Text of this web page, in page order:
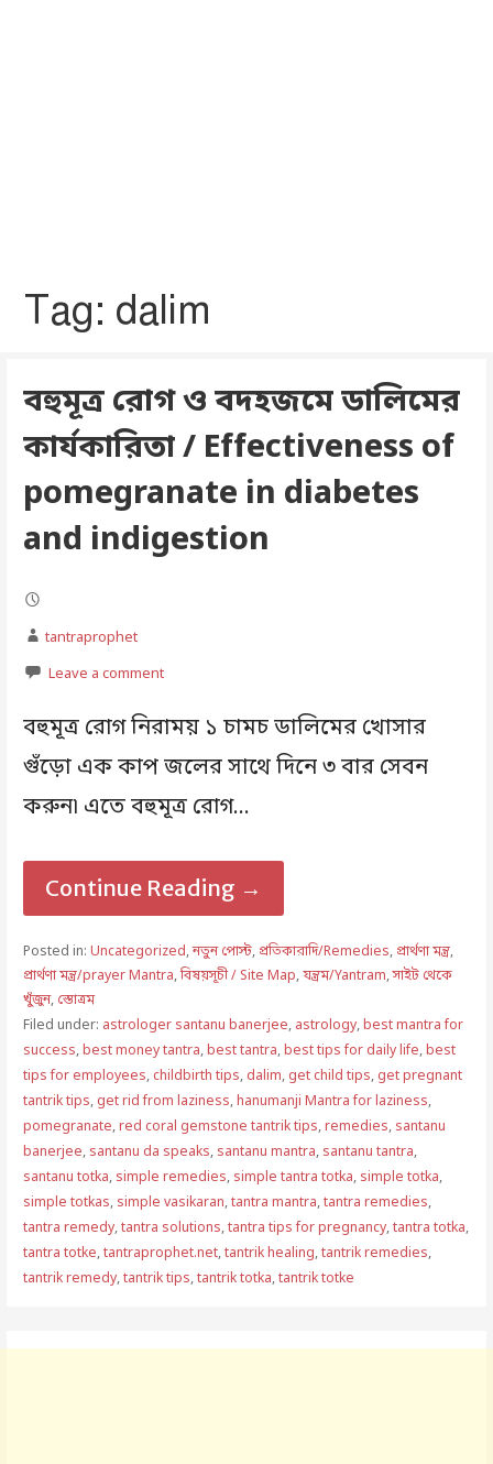
Tag: dalim
বহুমূত্র রোগ ও বদহজমে ডালিমের
কার্যকারিতা / Effectiveness of
pomegranate in diabetes
and indigestion
tantraprophet
Leave a comment
বহুমূত্র রোগ নিরাময় ১ চামচ ডালিমের খোসার
গুঁড়ো এক কাপ জলের সাথে দিনে ৩ বার সেবন
করুন৷ এতে বহুমূত্র রোগ…
Continue Reading →
Posted in: Uncategorized,নতুন পোস্ট, প্রতিকারাদি/Remedies, প্রার্থণা মন্ত্র,
প্রার্থণা মন্ত্র/prayer Mantra,বিষয়সূচী / Site Map,যন্ত্রম/Yantram,সাইট থেকে
খুঁজুন, স্তোত্রম
Filed under: astrologer santanu banerjee, astrology,best mantra for
success,best money tantra,best tantra,best tips for daily life,best
tips for employees, childbirth tips, dalim, get child tips, get pregnant
tantrik tips, get rid from laziness,hanumanji Mantra for laziness,
pomegranate,red coral gemstone tantrik tips,remedies, santanu
banerjee, santanu da speaks, santanu mantra, santanu tantra,
santanu totka, simple remedies, simple tantra totka, simple totka,
simple totkas, simple vasikaran,tantra mantra,tantra remedies,
tantra remedy,tantra solutions,tantra tips for pregnancy,tantra totka,
tantra totke,tantraprophet.net,tantrik healing,tantrik remedies,
tantrik remedy,tantrik tips,tantrik totka,tantrik totke